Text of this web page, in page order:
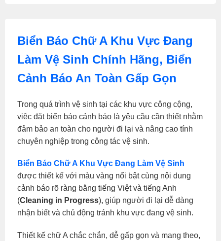
Biển Báo Chữ A Khu Vực Đang
Làm Vệ Sinh Chính Hãng, Biển
Cảnh Báo An Toàn Gấp Gọn
Trong quá trình vệ sinh tại các khu vực công cộng,
việc đặt biển báo cảnh báo là yêu cầu cần thiết nhằm
đảm bảo an toàn cho người đi lại và nâng cao tính
chuyên nghiệp trong công tác vệ sinh.
Biển Báo Chữ A Khu Vực Đang Làm Vệ Sinh
được thiết kế với màu vàng nổi bật cùng nội dung
cảnh báo rõ ràng bằng tiếng Việt và tiếng Anh
(Cleaning in Progress), giúp người đi lại dễ dàng
nhận biết và chủ động tránh khu vực đang vệ sinh.
Thiết kế chữ A chắc chắn, dễ gấp gọn và mang theo,